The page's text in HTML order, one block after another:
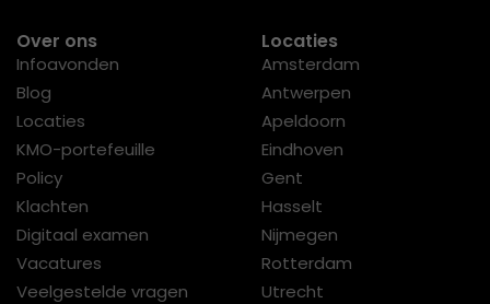
Over ons
Infoavonden
Blog
Locaties
KMO-portefeuille
Policy
Klachten
Digitaal examen
Vacatures
Veelgestelde vragen
Locaties
Amsterdam
Antwerpen
Apeldoorn
Eindhoven
Gent
Hasselt
Nijmegen
Rotterdam
Utrecht